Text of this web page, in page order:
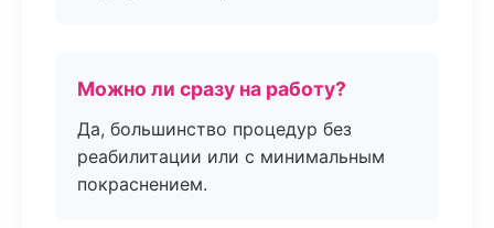
Можно ли сразу на работу?
Да, большинство процедур без
реабилитации или с минимальным
покраснением.